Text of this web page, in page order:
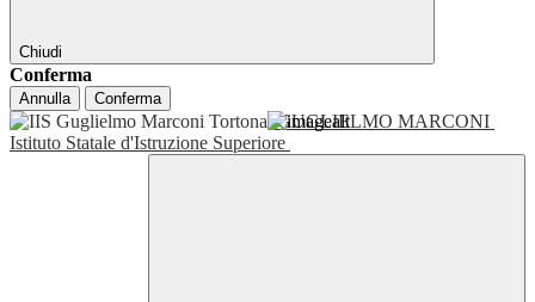
Chiudi
Conferma
Annulla Conferma
GUGLIELMO MARCONI
Istituto Statale d'Istruzione Superiore